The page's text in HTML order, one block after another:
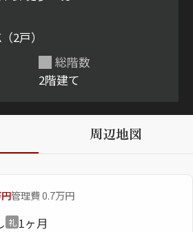
動画ギャラリー
探す
ート
ニア向け
2戸）
総階数
2階建て
周辺地図
管理費 0.7万円
礼 1ヶ月